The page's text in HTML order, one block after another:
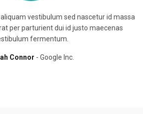
vestibulum sed nascetur id massa
per parturient dui id justo maecenas
fermentum.
Connor Google Inc.